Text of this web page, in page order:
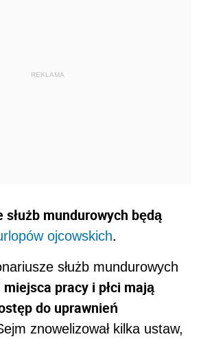
służb mundurowych będą
ojcowskich.
służb mundurowych
pracy i płci mają
do uprawnień
znowelizował kilka ustaw,